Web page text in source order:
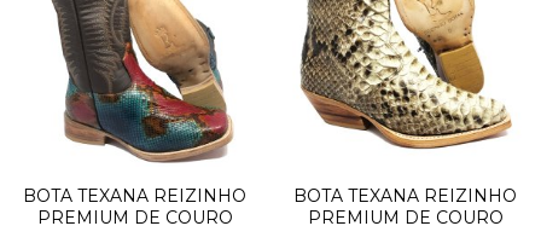
BOTA TEXANA REIZINHO
PREMIUM DE COURO
BOTA TEXANA REIZINHO
PREMIUM DE COURO